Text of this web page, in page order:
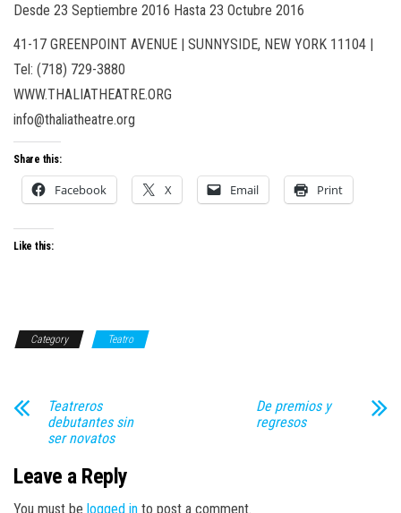
Desde 23 Septiembre 2016 Hasta 23 Octubre 2016
41-17 GREENPOINT AVENUE | SUNNYSIDE, NEW YORK 11104 |
Tel: (718) 729-3880
WWW.THALIATHEATRE.ORG
info@thaliatheatre.org
Share this:
Facebook X Email Print
Like this:
Category Teatro
Teatreros
debutantes sin
ser novatos
De premios y
regresos
Leave a Reply
You must be logged in to post a comment.